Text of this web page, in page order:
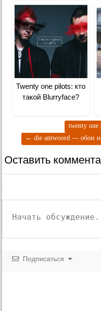
Twenty one pilots: кто
такой Blurryface?
twenty
← die antwoord — обои
Оставить
Подписаться